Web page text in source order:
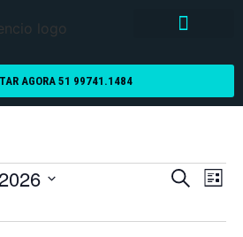
AGORA 51 99741.1484
e
Procurar
Lista